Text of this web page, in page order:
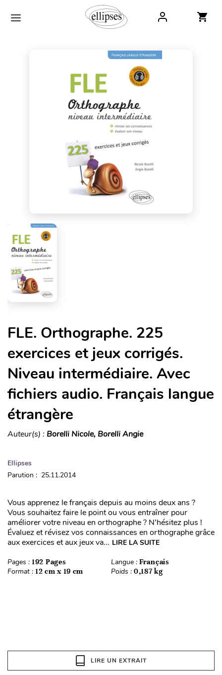
FLE. Orthographe. 225
exercices et jeux corrigés.
Niveau intermédiaire. Avec
fichiers audio. Français langue
étrangère
Auteur(s) : Borelli Nicole, Borelli Angie
Ellipses
Parution : 25.11.2014
Vous apprenez le français depuis au moins deux ans ?
Vous souhaitez faire le point ou vous entraîner pour
améliorer votre niveau en orthographe ? N’hésitez plus !
Évaluez et révisez vos connaissances en orthographe grâce
aux exercices et aux jeux va... LIRE LA SUITE
Pages : 192 Pages Langue : Français
Format : 12 cm x 19 cm Poids : 0,187 kg
LIRE UN EXTRAIT